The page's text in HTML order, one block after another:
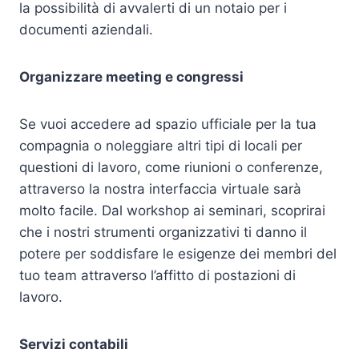
la possibilità di avvalerti di un notaio per i
documenti aziendali.
Organizzare meeting e congressi
Se vuoi accedere ad spazio ufficiale per la tua
compagnia o noleggiare altri tipi di locali per
questioni di lavoro, come riunioni o conferenze,
attraverso la nostra interfaccia virtuale sarà
molto facile. Dal workshop ai seminari, scoprirai
che i nostri strumenti organizzativi ti danno il
potere per soddisfare le esigenze dei membri del
tuo team attraverso l’affitto di postazioni di
lavoro.
Servizi contabili